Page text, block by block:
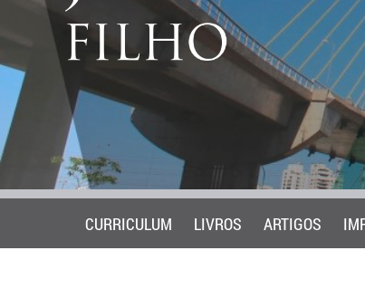
CURRICULUM LIVROS ARTIGOS